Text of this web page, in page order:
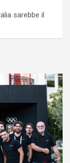
sarebbe il